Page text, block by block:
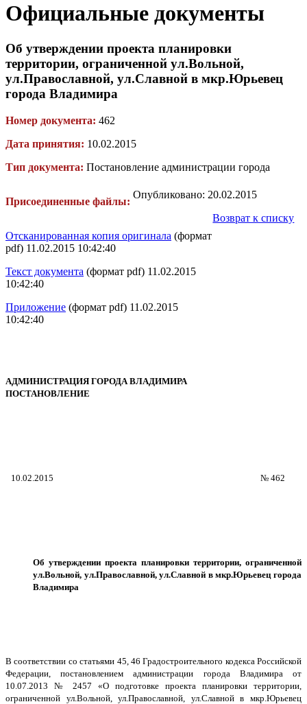
Официальные документы
Об утверждении проекта планировки
территории, ограниченной ул.Вольной,
ул.Православной, ул.Славной в мкр.Юрьевец
города Владимира
Номер документа: 462
Дата принятия: 10.02.2015
Тип документа: Постановление администрации города
Присоединенные файлы:
Отсканированная копия оригинала (формат
pdf) 11.02.2015 10:42:40
Текст документа (формат pdf) 11.02.2015
10:42:40
Приложение (формат pdf) 11.02.2015
10:42:40
АДМИНИСТРАЦИЯ ГОРОДА ВЛАДИМИРА
ПОСТАНОВЛЕНИЕ
10.02.2015 № 462
Об утверждении проекта планировки территории, ограниченной
ул.Вольной, ул.Православной, ул.Славной в мкр.Юрьевец города
Владимира
В соответствии со статьями 45, 46 Градостроительного кодекса Российской
Федерации, постановлением администрации города Владимира от
10.07.2013 № 2457 «О подготовке проекта планировки территории,
ограниченной ул.Вольной,ул.Православной, ул.Славной в мкр.Юрьевец
Опубликовано: 20.02.2015
Возврат к списку